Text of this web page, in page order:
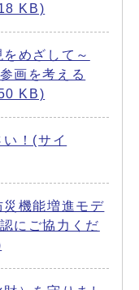
KB)
めざして～
画を考える
KB)
！(サイ
災機能増進モデ
にご協力くだ